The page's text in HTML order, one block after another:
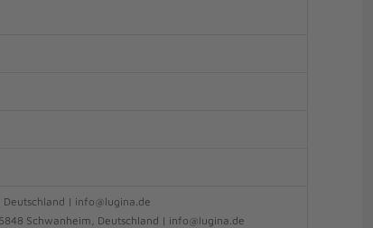
| info@lugina.de
Schwanheim, Deutschland | info@lugina.de